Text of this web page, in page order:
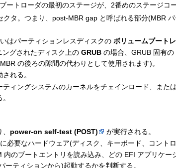
ートローダの最初のステージが、2番めのステージコ
クタ。つまり、post-MBR gap と呼ばれる部分(MBR
はパーティションレスディスクのボリュームブート
ングされたディスク上のGRUB の場合、GRUB 固有の
の後ろの隙間の代わりとして使用されます)。
れる。
ィングシステムのカーネルをチェインロード、また
power-on self-test (POST)
が実行される。
必要なハードウェア(ディスク、キーボード、コント
内のブートエントリを読み込み、どの EFI アプリケー
ーティションから)起動するかを判断する。